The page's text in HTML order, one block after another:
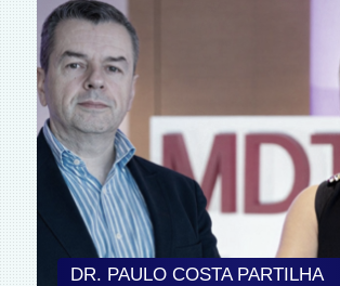
DR. PAULO COSTA PARTILHA